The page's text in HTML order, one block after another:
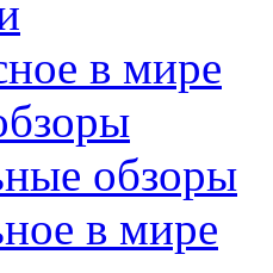
в мире
обзоры
в мире